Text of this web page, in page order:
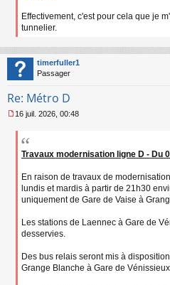
Effectivement, c'est pour cela que je
tunnelier.
timerfuller1
Passager
Re: Métro D
e
16 juil. 2026, 00:48
Travaux modernisation ligne D - Du
En raison de travaux de
lundis et mardis à partir de 21h30
uniquement de Gare de Vaise à
Les stations de Laennec à Gare de
desservies.
Des bus relais seront mis à
Grange Blanche à Gare de